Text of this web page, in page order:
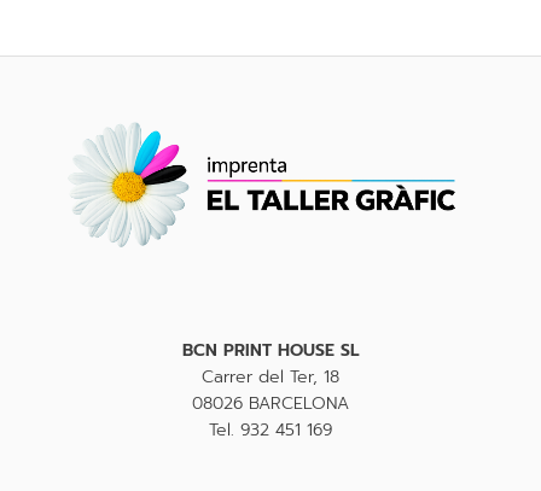
BCN PRINT HOUSE SL
Carrer del Ter, 18
08026 BARCELONA
Tel. 932 451 169